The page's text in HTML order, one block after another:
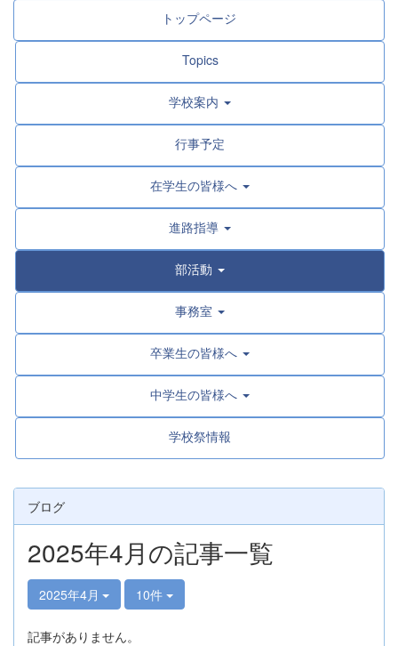
トップページ
Topics
学校案内
行事予定
在学生の皆様へ
進路指導
部活動
事務室
卒業生の皆様へ
中学生の皆様へ
学校祭情報
ブログ
2025年4月の記事一覧
2025年4月 10件
記事がありません。